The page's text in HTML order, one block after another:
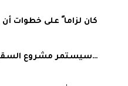
كان لزاما ً على خطوات
…سيستمر مشروع السقيا